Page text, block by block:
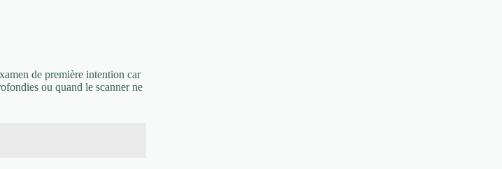
de première intention car
ou quand le scanner ne